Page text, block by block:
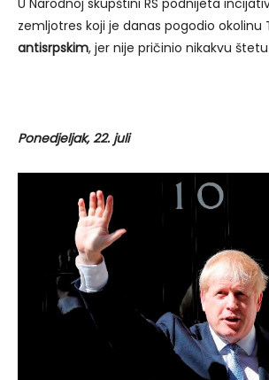
U Narodnoj skupštini RS podnijeta
zemljotres koji je danas pogodio okolinu
antisrpskim, jer nije pričinio nikakvu
Ponedjeljak, 22. juli